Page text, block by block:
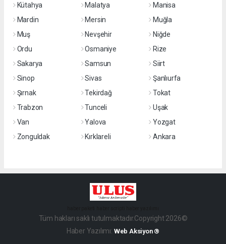
Kütahya
Malatya
Manisa
Mardin
Mersin
Muğla
Muş
Nevşehir
Niğde
Ordu
Osmaniye
Rize
Sakarya
Samsun
Siirt
Sinop
Sivas
Şanlıurfa
Şırnak
Tekirdağ
Tokat
Trabzon
Tunceli
Uşak
Van
Yalova
Yozgat
Zonguldak
Kırklareli Ankara
Tüm hakları saklı tutulmaktadır.Copyright 2026©
Haber Yazılımı: Web Aksiyon ®